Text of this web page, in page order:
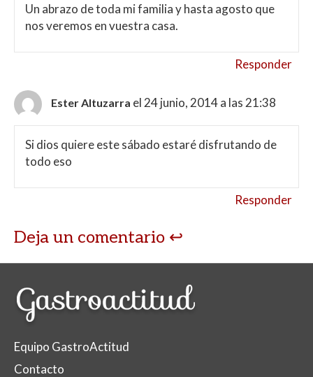
Un abrazo de toda mi familia y hasta agosto que
nos veremos en vuestra casa.
Responder
Ester Altuzarra el 24 junio, 2014 a las 21:38
Si dios quiere este sábado estaré disfrutando de
todo eso
Responder
Deja un comentario
Equipo GastroActitud
Contacto